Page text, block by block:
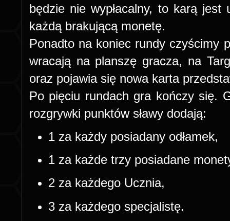
będzie nie wypłacalny, to karą jest
każdą brakującą monetę.
Ponadto na koniec rundy czyścimy
wracają na planszę gracza, na
oraz pojawia się nowa karta
Po pięciu rundach gra kończy się.
rozgrywki punktów sławy dodają:
1 za każdy posiadany odłamek,
1 za każde trzy posiadane
2 za każdego Ucznia,
3 za każdego specjalistę.